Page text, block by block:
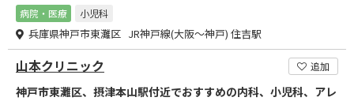
病院・医療 小児科
兵庫県神戸市東灘区 JR神戸線(大阪～神戸) 住吉駅
山本クリニック 追加
神戸市東灘区、摂津本山駅付近でおすすめの内科、小児科、アレ